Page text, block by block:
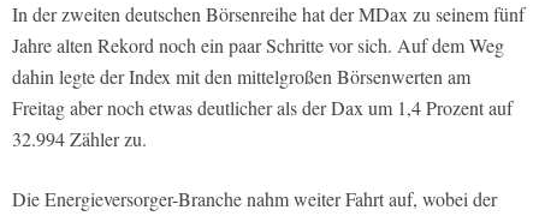
In der zweiten deutschen Börsenreihe hat der MDax zu seinem fünf
Jahre alten Rekord noch ein paar Schritte vor sich. Auf dem Weg
dahin legte der Index mit den mittelgroßen Börsenwerten am
Freitag aber noch etwas deutlicher als der Dax um 1,4 Prozent auf
32.994 Zähler zu.
Die Energieversorger-Branche nahm weiter Fahrt auf, wobei der